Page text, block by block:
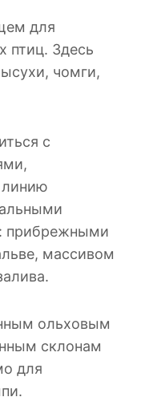
для
птиц. Здесь
чомги,
с
прибрежными
массивом
ольховым
склонам
для